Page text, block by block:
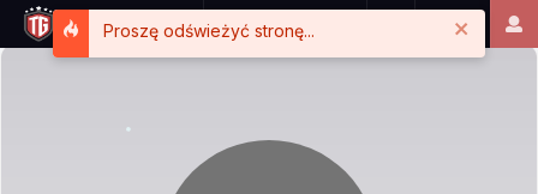
Proszę odświeżyć stronę... Close